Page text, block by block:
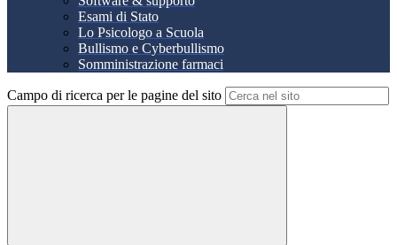
Esami di Stato
Lo Psicologo a Scuola
Bullismo e Cyberbullismo
Somministrazione farmaci
Campo di ricerca per le pagine del sito